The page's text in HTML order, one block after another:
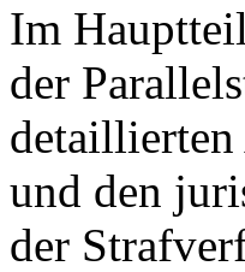
Im
der
und den
der